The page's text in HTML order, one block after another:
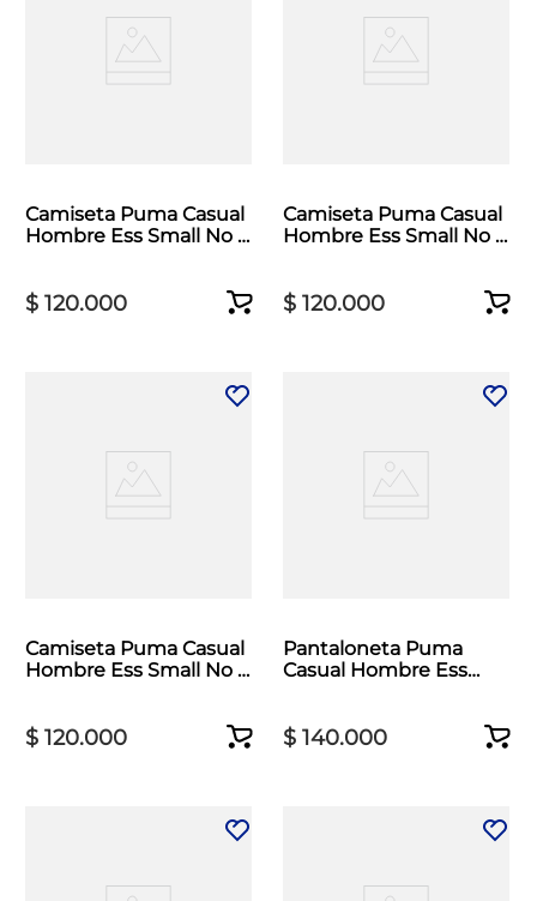
Camiseta Puma Casual
Hombre Ess Small No 1
$ 120.000
Camiseta Puma Casual
Hombre Ess Small No 1
$ 120.000
Camiseta Puma Casual
Hombre Ess Small No 1
$ 120.000
Pantaloneta Puma
Casual Hombre Ess
$ 140.000